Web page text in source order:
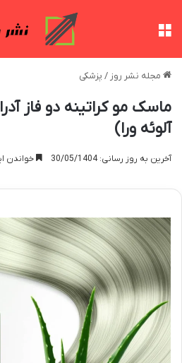
مجله نشر روز / پزشکی
ماسک مو کراتینه دو فاز
آلوئه ورا)
آخرین به روز رسانی: 30/05/1404 خواندن این مطلب